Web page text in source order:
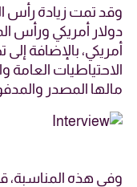
الاحتياطيات العامة
مالها المصدر
وفي هذه المناسبة،